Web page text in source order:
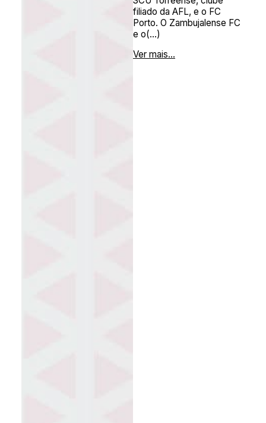
filiado da AFL, e o FC
Porto. O Zambujalense FC
e o(...)
Ver mais...